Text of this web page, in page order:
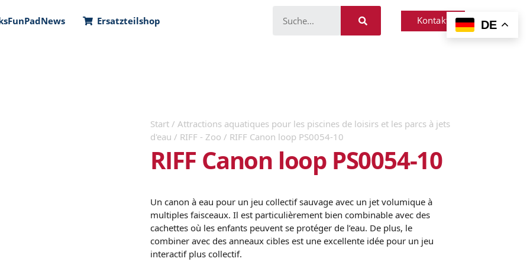
FunPadNews Ersatzteilshop Kontakt
Start / Attractions aquatiques pour les piscines de loisirs et les parcs à jets
d'eau / RIFF - Zoo / RIFF Canon loop PS0054-10
RIFF Canon loop PS0054-10
Un canon à eau pour un jeu collectif sauvage avec un jet volumique à
multiples faisceaux. Il est particulièrement bien combinable avec des
cachettes où les enfants peuvent se protéger de l’eau. De plus, le
combiner avec des anneaux cibles est une excellente idée pour un jeu
interactif plus collectif.
DE